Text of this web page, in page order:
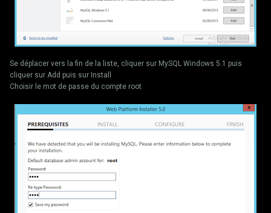
Se déplacer vers la fin de la liste, cliquer sur MySQL Windows 5.1 puis
cliquer sur Add puis sur Install
Choisir le mot de passe du compte root